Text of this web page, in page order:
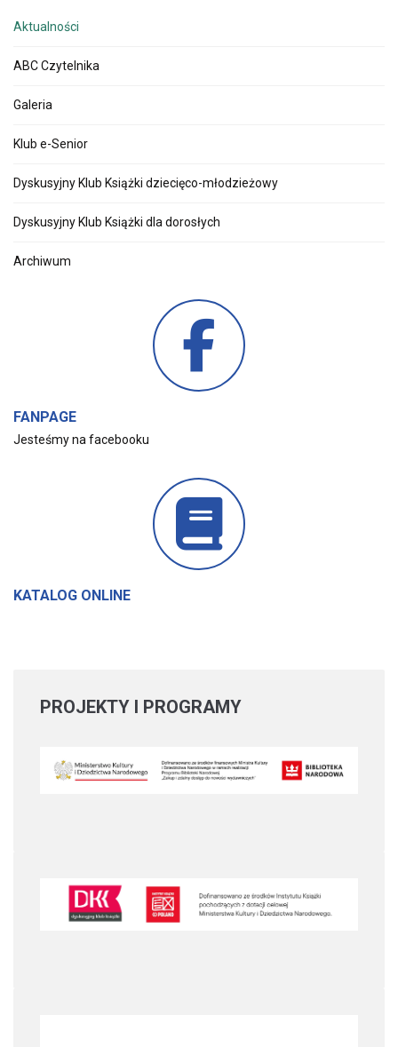
Aktualności
ABC Czytelnika
Galeria
Klub e-Senior
Dyskusyjny Klub Książki dziecięco-młodzieżowy
Dyskusyjny Klub Książki dla dorosłych
Archiwum
FANPAGE
Jesteśmy na facebooku
KATALOG ONLINE
PROJEKTY I PROGRAMY